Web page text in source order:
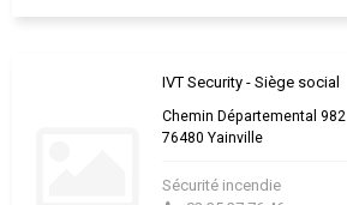
IVT Security - Siège social
Chemin Départemental 982
76480 Yainville
Sécurité incendie